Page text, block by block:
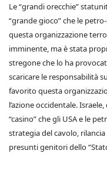
Le “grandi orecchie”
“grande gioco” che le
questa organizzazione
imminente, ma è stata
stregone che lo ha
scaricare le responsabilità
favorito questa
l’azione occidentale.
“casino” che gli USA e le
strategia del cavolo,
presunti genitori dello